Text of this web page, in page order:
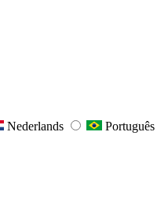
Nederlands Português